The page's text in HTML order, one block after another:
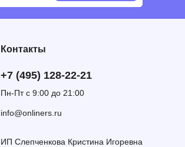
Контакты
+7 (495) 128-22-21
Пн-Пт с 9:00 до 21:00
info@onliners.ru
ИП Слепченкова Кристина Игоревна